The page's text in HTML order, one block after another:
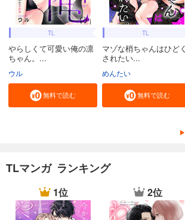
TL
やらしくて可愛い俺の凛
ちゃん。...
ウル
無料で読む
TL
マゾな梢ちゃんはひどく
されたい...
めんたい
無料で読む
TLマンガ ランキング
1位 2位